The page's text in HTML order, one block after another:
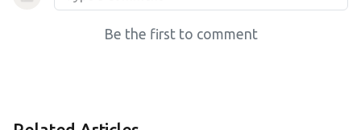
Be the first to comment